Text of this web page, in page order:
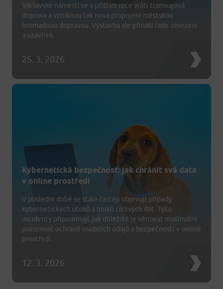
Václavské náměstí se v příštím roce vrátí tramvajová
doprava a vzniknou tak nová propojení městskou
hromadnou dopravou. Výstavba ale přináší řadu omezení
a uzavírek.
25. 3. 2026
Kybernetická bezpečnost: jak chránit svá data
v online prostředí
V poslední době se stále častěji objevují případy
kybernetických útoků a úniků citlivých dat. Tyto
incidenty připomínají, jak důležité je věnovat maximální
pozornost ochraně osobních údajů a bezpečnosti v online
prostředí.
12. 3. 2026